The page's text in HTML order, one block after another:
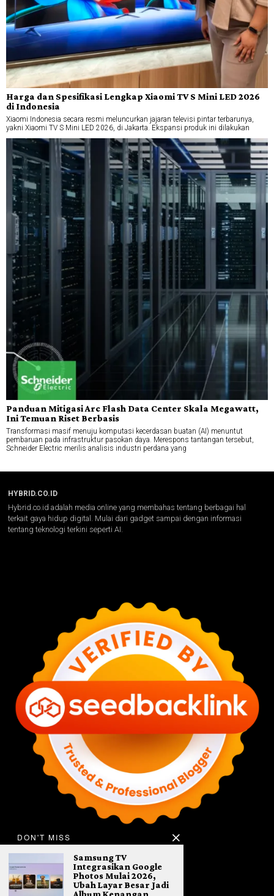
Harga dan Spesifikasi Lengkap Xiaomi TV S Mini LED 2026
di Indonesia
Xiaomi Indonesia secara resmi meluncurkan jajaran televisi pintar terbarunya,
yakni Xiaomi TV S Mini LED 2026, di Jakarta. Ekspansi produk ini dilakukan
Panduan Mitigasi Arc Flash Data Center Skala Megawatt,
Ini Temuan Riset Berbasis
Transformasi masif menuju komputasi kecerdasan buatan (AI) menuntut
pembaruan pada infrastruktur pasokan daya. Merespons tantangan tersebut,
Schneider Electric merilis analisis industri perdana yang
HYBRID.CO.ID
Hybrid.co.id adalah media online yang membahas tentang berbagai hal
terkait gaya hidup digital. Mulai dari gadget sampai dengan informasi
tentang teknologi terkini seperti AI.
DON'T MISS
Samsung TV
Integrasikan Google
Photos Mulai 2026,
Ubah Layar Besar Jadi